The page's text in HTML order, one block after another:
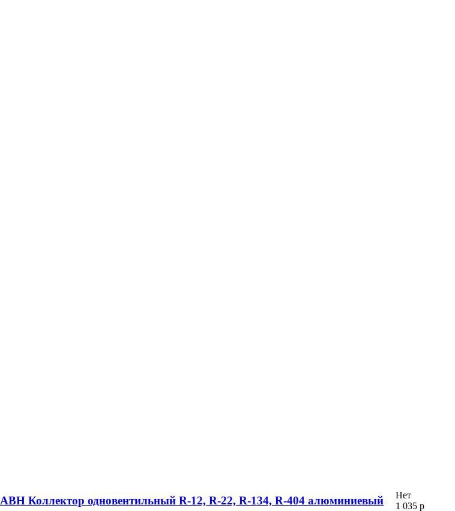
ABН Коллектор одновентильный R-12, R-22, R-134, R-404 алюминиевый
Нет
1 035 р